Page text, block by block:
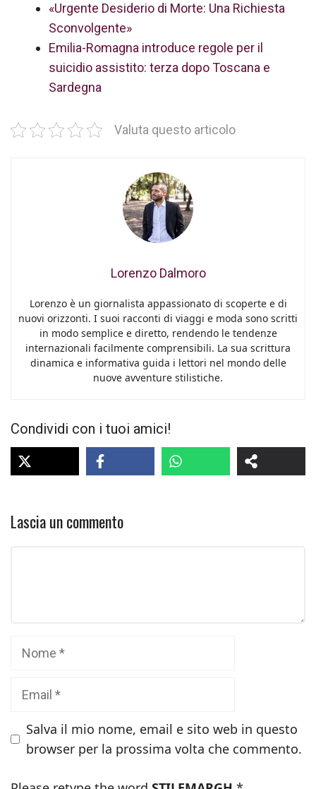
«Urgente Desiderio di Morte: Una Richiesta
Sconvolgente»
Emilia-Romagna introduce regole per il
suicidio assistito: terza dopo Toscana e
Sardegna
Valuta questo articolo
Lorenzo Dalmoro
Lorenzo è un giornalista appassionato di scoperte e di
nuovi orizzonti. I suoi racconti di viaggi e moda sono scritti
in modo semplice e diretto, rendendo le tendenze
internazionali facilmente comprensibili. La sua scrittura
dinamica e informativa guida i lettori nel mondo delle
nuove avventure stilistiche.
Condividi con i tuoi amici!
Lascia un commento
Salva il mio nome, email e sito web in questo
browser per la prossima volta che commento.